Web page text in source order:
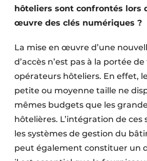
hôteliers sont confrontés lors
œuvre des clés numériques ?
La mise en œuvre d’une
d’accès n’est pas à la portée
opérateurs hôteliers. En effet,
petite ou moyenne taille ne
mêmes budgets que les
hôtelières. L’intégration de ces
les systèmes de gestion du
peut également constituer un